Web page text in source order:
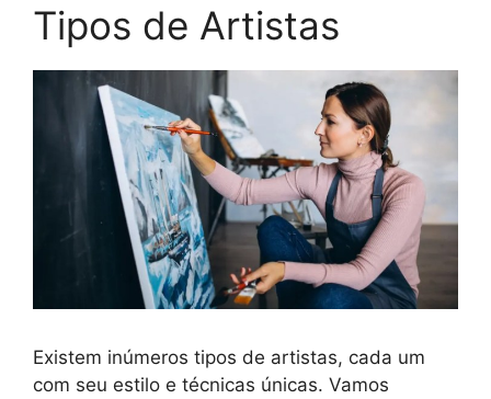
Tipos de Artistas
Existem inúmeros tipos de artistas, cada um
com seu estilo e técnicas únicas. Vamos